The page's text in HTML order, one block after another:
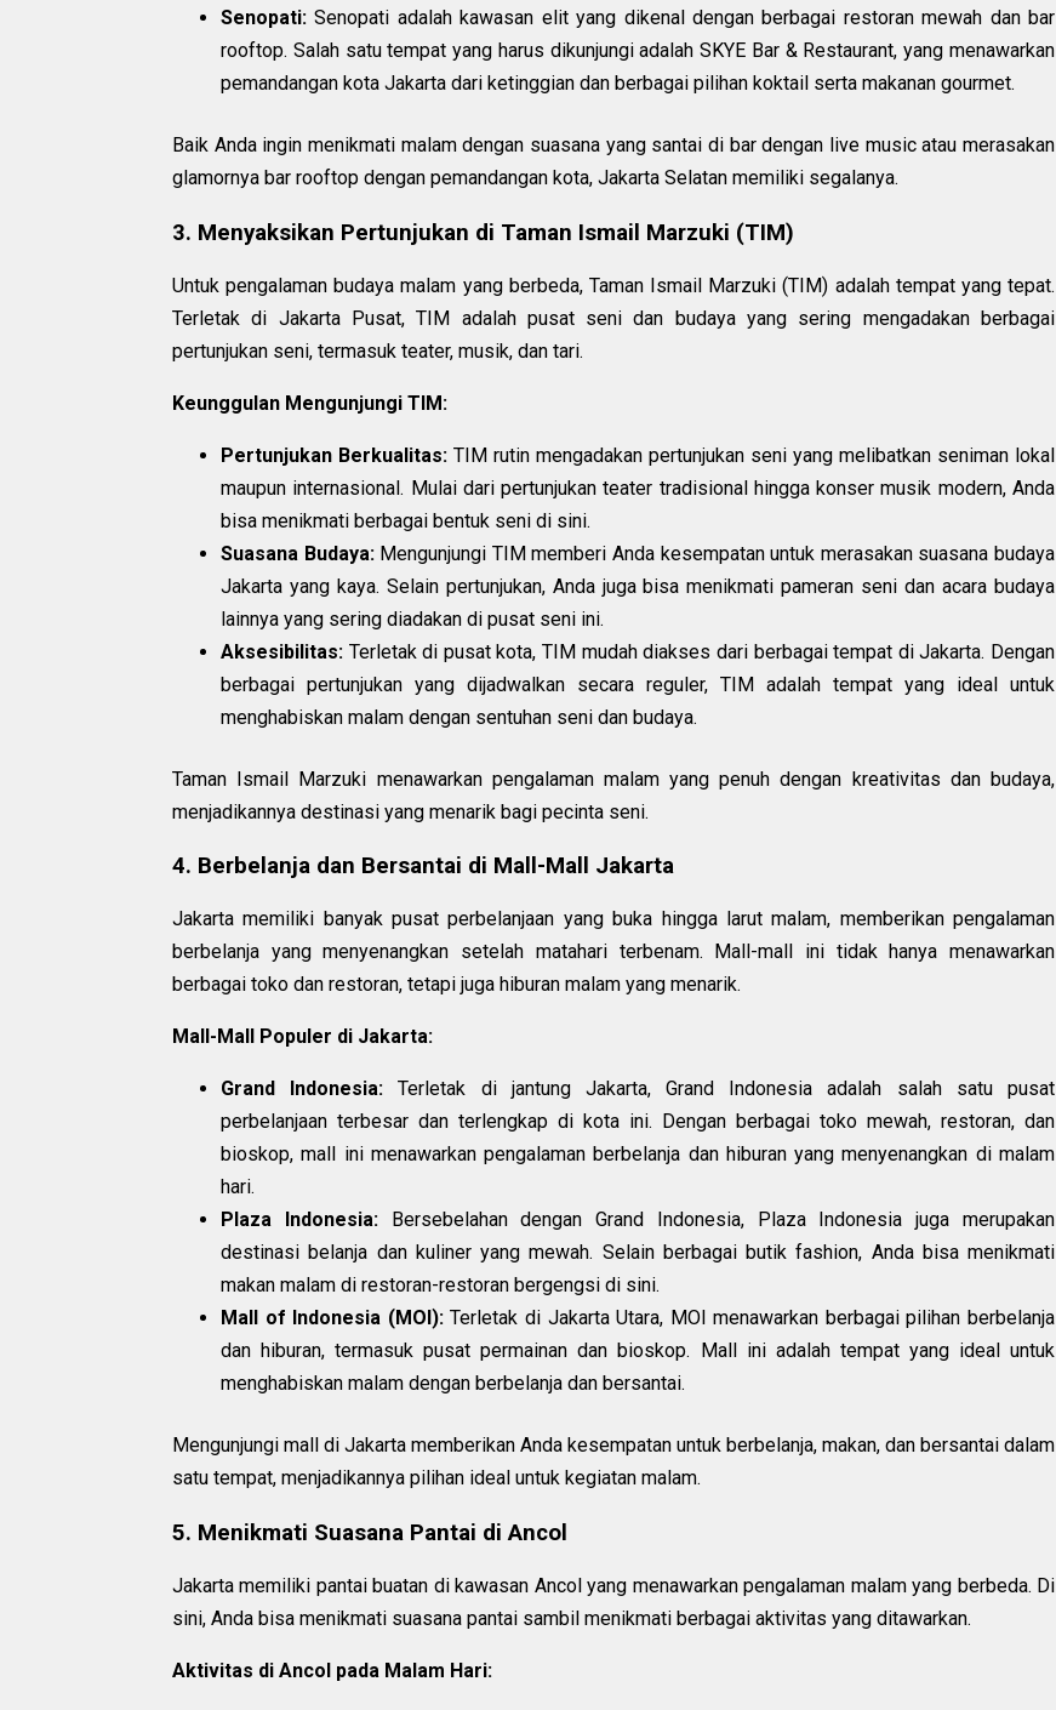
Senopati: Senopati adalah kawasan elit yang dikenal dengan berbagai restoran mewah dan bar
rooftop. Salah satu tempat yang harus dikunjungi adalah SKYE Bar & Restaurant, yang menawarkan
pemandangan kota Jakarta dari ketinggian dan berbagai pilihan koktail serta makanan gourmet.
Baik Anda ingin menikmati malam dengan suasana yang santai di bar dengan live music atau merasakan
glamornya bar rooftop dengan pemandangan kota, Jakarta Selatan memiliki segalanya.
3. Menyaksikan Pertunjukan di Taman Ismail Marzuki (TIM)
Untuk pengalaman budaya malam yang berbeda, Taman Ismail Marzuki (TIM) adalah tempat yang tepat.
Terletak di Jakarta Pusat, TIM adalah pusat seni dan budaya yang sering mengadakan berbagai
pertunjukan seni, termasuk teater, musik, dan tari.
Keunggulan Mengunjungi TIM:
Pertunjukan Berkualitas: TIM rutin mengadakan pertunjukan seni yang melibatkan seniman lokal
maupun internasional. Mulai dari pertunjukan teater tradisional hingga konser musik modern, Anda
bisa menikmati berbagai bentuk seni di sini.
Suasana Budaya:Mengunjungi TIM memberi Anda kesempatan untuk merasakan suasana budaya
Jakarta yang kaya. Selain pertunjukan, Anda juga bisa menikmati pameran seni dan acara budaya
lainnya yang sering diadakan di pusat seni ini.
Aksesibilitas: Terletak di pusat kota, TIM mudah diakses dari berbagai tempat di Jakarta. Dengan
berbagai pertunjukan yang dijadwalkan secara reguler, TIM adalah tempat yang ideal untuk
menghabiskan malam dengan sentuhan seni dan budaya.
Taman Ismail Marzuki menawarkan pengalaman malam yang penuh dengan kreativitas dan budaya,
menjadikannya destinasi yang menarik bagi pecinta seni.
4. Berbelanja dan Bersantai di Mall-Mall Jakarta
Jakarta memiliki banyak pusat perbelanjaan yang buka hingga larut malam, memberikan pengalaman
berbelanja yang menyenangkan setelah matahari terbenam. Mall-mall ini tidak hanya menawarkan
berbagai toko dan restoran, tetapi juga hiburan malam yang menarik.
Mall-Mall Populer di Jakarta:
Grand Indonesia: Terletak di jantung Jakarta, Grand Indonesia adalah salah satu pusat
perbelanjaan terbesar dan terlengkap di kota ini. Dengan berbagai toko mewah, restoran, dan
bioskop, mall ini menawarkan pengalaman berbelanja dan hiburan yang menyenangkan di malam
hari.
Plaza Indonesia:Bersebelahan dengan Grand Indonesia, Plaza Indonesia juga merupakan
destinasi belanja dan kuliner yang mewah. Selain berbagai butik fashion, Anda bisa menikmati
makan malam di restoran-restoran bergengsi di sini.
Mall of Indonesia (MOI):Terletak di Jakarta Utara, MOI menawarkan berbagai pilihan berbelanja
dan hiburan, termasuk pusat permainan dan bioskop. Mall ini adalah tempat yang ideal untuk
menghabiskan malam dengan berbelanja dan bersantai.
Mengunjungi mall di Jakarta memberikan Anda kesempatan untuk berbelanja, makan, dan bersantai dalam
satu tempat, menjadikannya pilihan ideal untuk kegiatan malam.
5. Menikmati Suasana Pantai di Ancol
Jakarta memiliki pantai buatan di kawasan Ancol yang menawarkan pengalaman malam yang berbeda. Di
sini, Anda bisa menikmati suasana pantai sambil menikmati berbagai aktivitas yang ditawarkan.
Aktivitas di Ancol pada Malam Hari: